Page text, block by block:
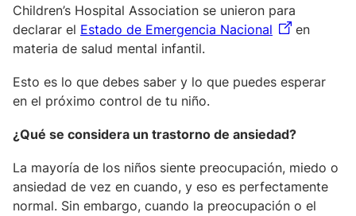
Children’s Hospital Association se unieron para
declarar el Estado de Emergencia Nacional
en
materia de salud mental infantil.
Esto es lo que debes saber y lo que puedes esperar
en el próximo control de tu niño.
¿Qué se considera un trastorno de ansiedad?
La mayoría de los niños siente preocupación, miedo o
ansiedad de vez en cuando, y eso es perfectamente
normal. Sin embargo, cuando la preocupación o el